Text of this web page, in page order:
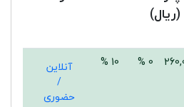
(ریال)
0 %
10 %
آنلاین
/
حضوری